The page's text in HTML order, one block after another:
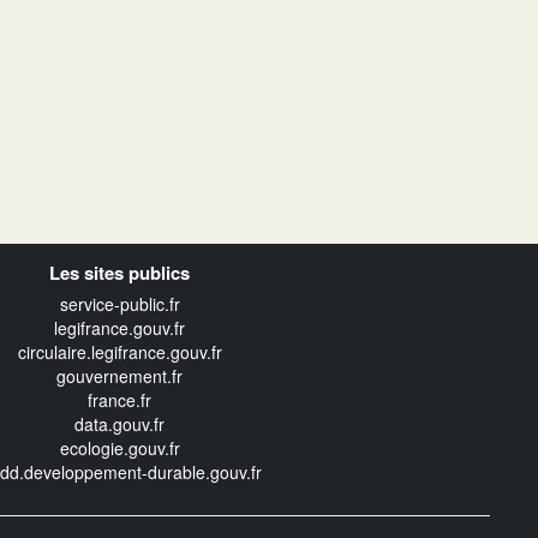
Les sites publics
service-public.fr
legifrance.gouv.fr
circulaire.legifrance.gouv.fr
gouvernement.fr
france.fr
data.gouv.fr
ecologie.gouv.fr
durable.gouv.fr